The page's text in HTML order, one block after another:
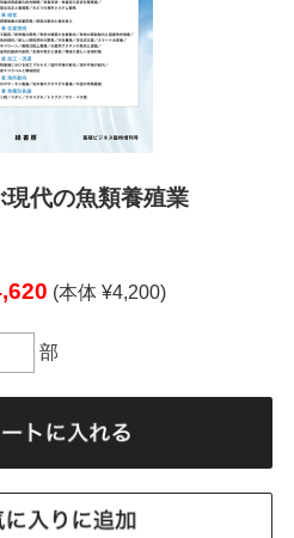
代の魚類養殖業
(本体 ¥4,200)
部